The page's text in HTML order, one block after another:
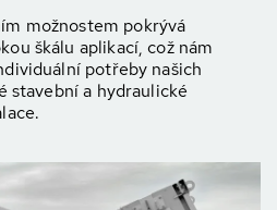
možnostem pokrývá
škálu aplikací, což nám
potřeby našich
stavební a hydraulické